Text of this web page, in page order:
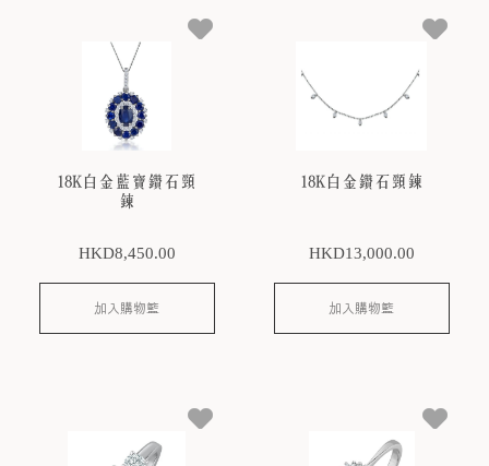
18K白金藍寶鑽石頸
鍊
HKD8,450.00
加入購物籃
18K白金鑽石頸鍊
HKD13,000.00
加入購物籃